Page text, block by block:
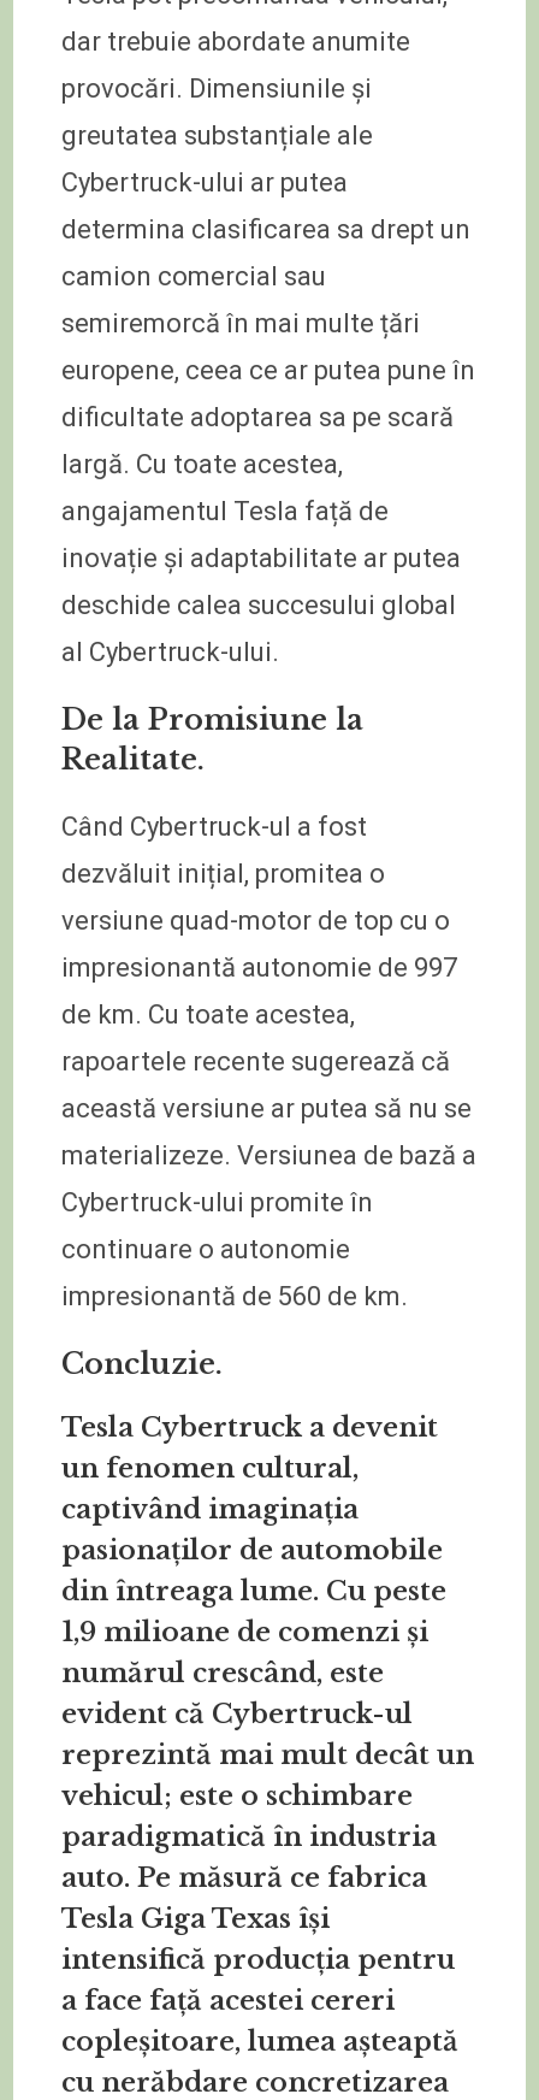
dar trebuie abordate anumite
provocări. Dimensiunile și
greutatea substanțiale ale
Cybertruck-ului ar putea
determina clasificarea sa drept un
camion comercial sau
semiremorcă în mai multe țări
europene, ceea ce ar putea pune în
dificultate adoptarea sa pe scară
largă. Cu toate acestea,
angajamentul Tesla față de
inovație și adaptabilitate ar putea
deschide calea succesului global
al Cybertruck-ului.
De la Promisiune la
Realitate.
Când Cybertruck-ul a fost
dezvăluit inițial, promitea o
versiune quad-motor de top cu o
impresionantă autonomie de 997
de km. Cu toate acestea,
rapoartele recente sugerează că
această versiune ar putea să nu se
materializeze. Versiunea de bază a
Cybertruck-ului promite în
continuare o autonomie
impresionantă de 560 de km.
Concluzie.
Tesla Cybertruck a devenit
un fenomen cultural,
captivând imaginația
pasionaților de automobile
din întreaga lume. Cu peste
1,9 milioane de comenzi și
numărul crescând, este
evident că Cybertruck-ul
reprezintă mai mult decât un
vehicul; este o schimbare
paradigmatică în industria
auto. Pe măsură ce fabrica
Tesla Giga Texas își
intensifică producția pentru
a face față acestei cereri
copleșitoare, lumea așteaptă
cu nerăbdare concretizarea